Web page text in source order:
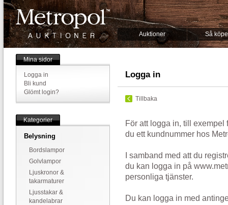
Auktioner Så
Mina sidor
Logga in
Bli kund
Glömt login?
Kategorier
Belysning
Bordslampor
Golvlampor
Ljuskronor &
takarmaturer
Ljusstakar &
kandelabrar
Logga in
Tillbaka
För att logga in, till exempel
du ett kundnummer hos
I samband med att du
du kan logga in på
personliga tjänster.
Du kan logga in med